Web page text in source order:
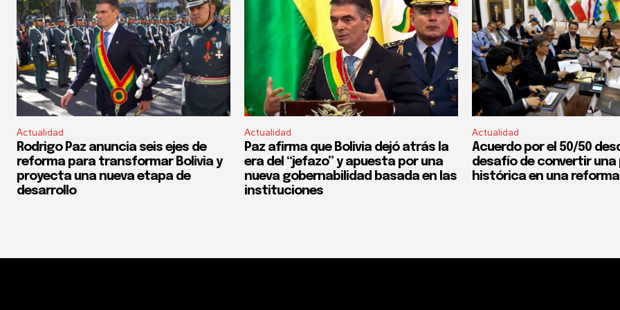
Actualidad
Rodrigo Paz anuncia seis ejes de
reforma para transformar Bolivia y
proyecta una nueva etapa de
desarrollo
Actualidad
Paz afirma que Bolivia dejó atrás la
era del “jefazo” y apuesta por una
nueva gobernabilidad basada en las
instituciones
Actualidad
Acuerdo por el 50/50
desafío de convertir una
histórica en una reforma